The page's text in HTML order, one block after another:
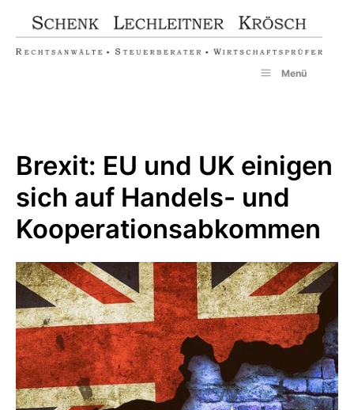
springen
Menü
Brexit: EU und UK einigen
sich auf Handels- und
Kooperationsabkommen